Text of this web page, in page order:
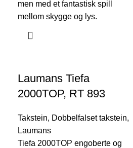
men med et fantastisk spill
mellom skygge og lys.
Laumans Tiefa
2000TOP, RT 893
Takstein, Dobbelfalset takstein,
Laumans
Tiefa 2000TOP engoberte og